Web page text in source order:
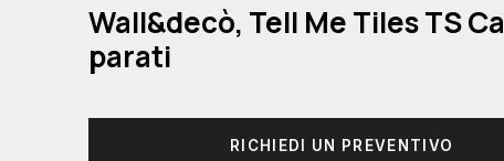
Wall&decò, Tell Me Tiles TS
parati
RICHIEDI UN PREVENTIVO